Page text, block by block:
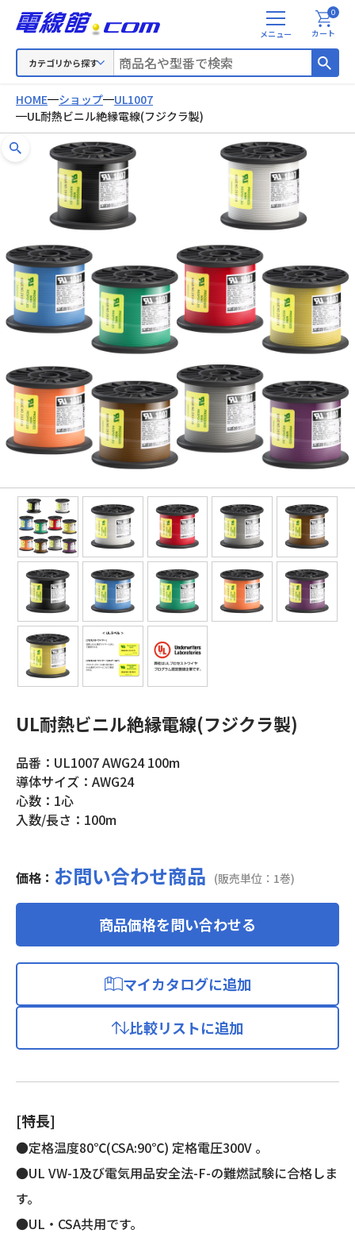
カテゴリから探す
メ
ニ
カート
0
HOME ショップ
UL1007
UL耐熱ビニル絶縁電線(フジクラ製)
UL耐熱ビニル絶縁電線(フジクラ製)
品番：UL1007 AWG24 100m
導体サイズ：AWG24
心数：1心
入数/長さ：100m
価格： お問い合わせ商品 (販売単位：1巻)
商品価格を問い合わせる
マイカタログに追加
比較リストに追加
[特長]
●定格温度80℃(CSA:90℃) 定格電圧300V 。
●UL VW-1及び電気用品安全法-F-の難燃試験に合格しま
す。
●UL・CSA共用です。